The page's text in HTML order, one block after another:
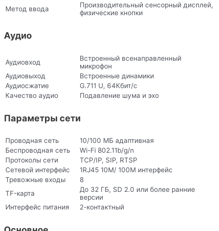
Метод ввода
Производительный сенсорный дисплей,
физические кнопки
Аудио
Аудиовход
Встроенный всенаправленный
микрофон
Аудиовыход
Встроенные динамики
Аудиосжатие
G.711 U, 64Кбит/с
Качество аудио
Подавление шума и эхо
Параметры сети
Проводная сеть
10/100 МБ адаптивная
Беспроводная сеть
Wi-Fi 802.11b/g/n
Протоколы сети
TCP/IP, SIP, RTSP
Сетевой интерфейс
1RJ45 10M/ 100M интерфейс
Тревожные входы
8
TF-карта
До 32 ГБ, SD 2.0 или более ранние
версии
Интерфейс питания
2-контактный